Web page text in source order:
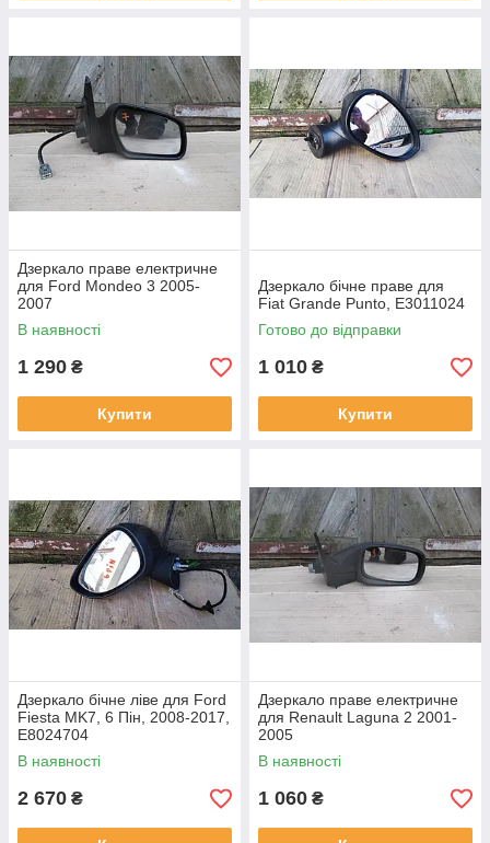
Дзеркало праве електричне
для Ford Mondeo 3 2005-
2007
В наявності
1 290 ₴
Купити
Дзеркало бічне праве для
Fiat Grande Punto, E3011024
Готово до відправки
1 010 ₴
Купити
Дзеркало бічне ліве для Ford
Fiesta MK7, 6 Пін, 2008-2017,
E8024704
В наявності
2 670 ₴
Дзеркало праве електричне
для Renault Laguna 2 2001-
2005
В наявності
1 060 ₴